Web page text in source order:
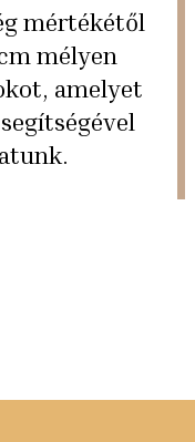
mértékétől
mélyen
amelyet